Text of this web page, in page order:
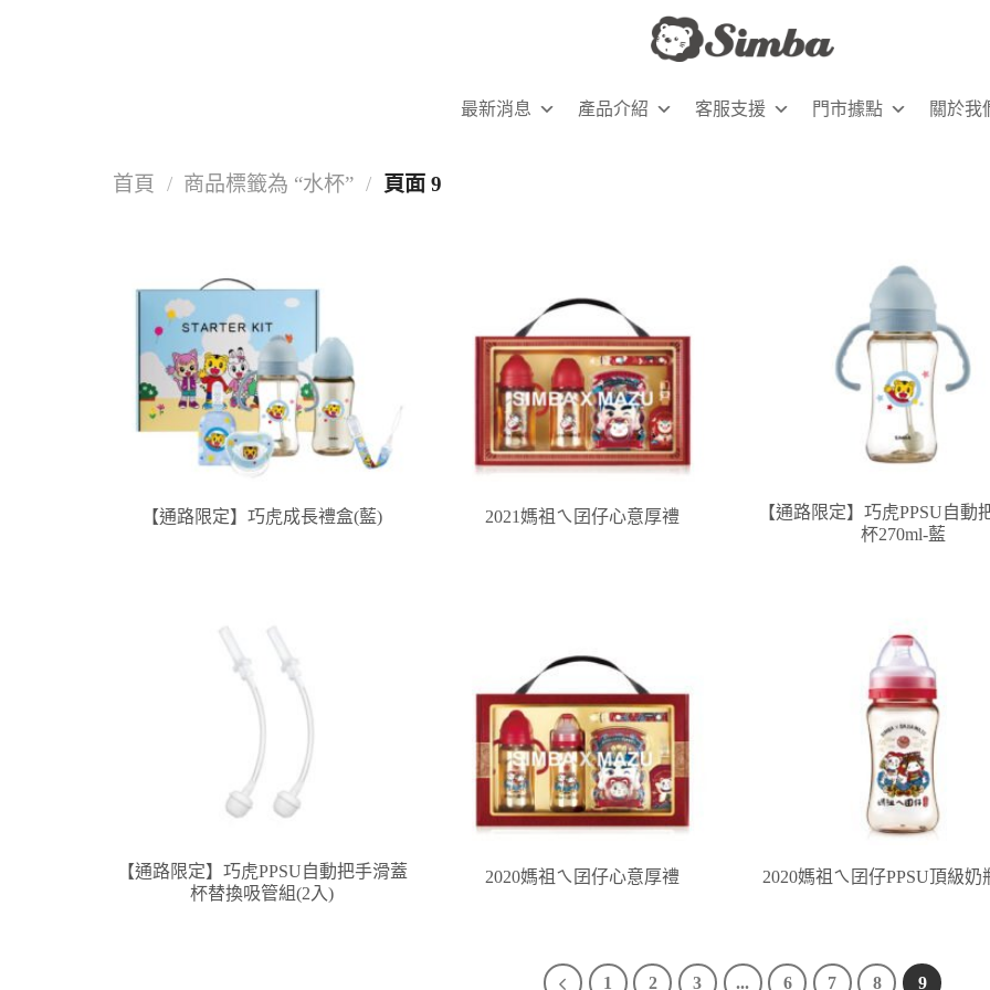
最新消息 產品介紹 客服支援 門市據點 關於我
首頁 / 商品標籤為 “水杯” / 頁面 9
【通路限定】巧虎成長禮盒(藍) 2021媽祖ㄟ囝仔心意厚禮
【通路限定】巧虎PPSU自動
杯270ml-藍
【通路限定】巧虎PPSU自動把手滑蓋
杯替換吸管組(2入)
2020媽祖ㄟ囝仔心意厚禮 2020媽祖ㄟ囝仔PPSU頂級奶
1 2 3 ... 6 7 8 9